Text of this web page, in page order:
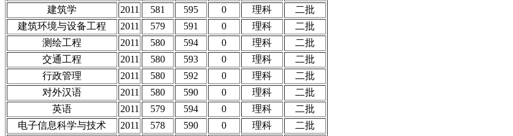
建筑学
2011 581 595 0 理科
二批
建筑环境与设备工程
2011 579 591 0 理科
二批
测绘工程
2011 580 594 0 理科
二批
交通工程
2011 580 593 0 理科
二批
行政管理
2011 580 592 0 理科
二批
对外汉语
2011 580 590 0 理科
二批
英语
2011 579 594 0 理科
二批
电子信息科学与技术
2011 578 590 0 理科
二批